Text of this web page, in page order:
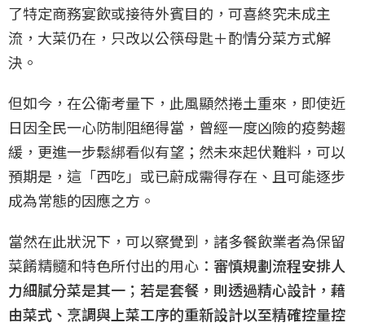
了特定商務宴飲或接待外賓目的，可喜終究未成主
流，大菜仍在，只改以公筷母匙＋酌情分菜方式解
決。
但如今，在公衛考量下，此風顯然捲土重來，即使近
日因全民一心防制阻絕得當，曾經一度凶險的疫勢趨
緩，更進一步鬆綁看似有望；然未來起伏難料，可以
預期是，這「西吃」或已蔚成需得存在、且可能逐步
成為常態的因應之方。
當然在此狀況下，可以察覺到，諸多餐飲業者為保留
菜餚精髓和特色所付出的用心： 審慎規劃流程安排人
力細膩分菜是其一；若是套餐，則透過精心設計，藉
由菜式、烹調與上菜工序的重新設計以至精確控量控